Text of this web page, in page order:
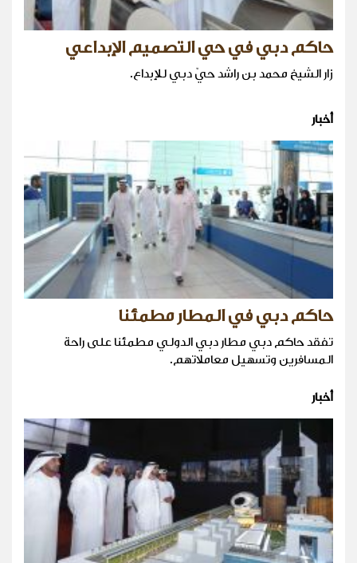
حاكم دبي في حي التصميم الإبداعي
زار الشيخ محمد بن راشد حيّ دبي للإبداع.
أخبار
حاكم دبي في المطار مطمئنا
تفقد حاكم دبي مطار دبي الدولي مطمئنا على راحة
المسافرين وتسهيل معاملاتهم.
أخبار